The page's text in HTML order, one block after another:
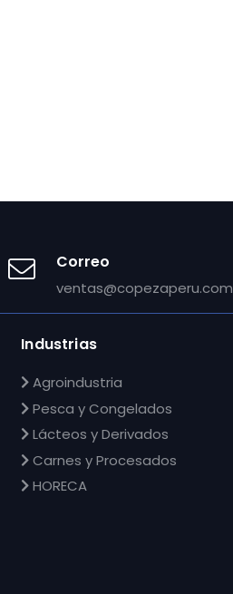
Correo
ventas@copezaperu.com
Industrias
Agroindustria
Pesca y Congelados
Lácteos y Derivados
Carnes y Procesados
HORECA